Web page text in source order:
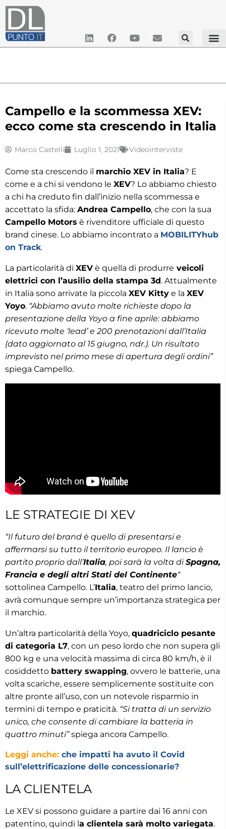
Campello e la scommessa XEV:
ecco come sta crescendo in Italia
Marco Castelli Luglio 1, 2021 Videointerviste
Come sta crescendo il marchio XEV in Italia? E
come e a chi si vendono le XEV? Lo abbiamo chiesto
a chi ha creduto fin dall’inizio nella scommessa e
accettato la sfida: Andrea Campello, che con la sua
Campello Motors è rivenditore ufficiale di questo
brand cinese. Lo abbiamo incontrato a MOBILITYhub
on Track.
La particolarità di XEV è quella di produrre veicoli
elettrici con l’ausilio della stampa 3d. Attualmente
in Italia sono arrivate la piccola XEV Kitty e la XEV
Yoyo. “Abbiamo avuto molte richieste dopo la
presentazione della Yoyo a fine aprile: abbiamo
ricevuto molte ‘lead’ e 200 prenotazioni dall’Italia
(dato aggiornato al 15 giugno, ndr.). Un risultato
imprevisto nel primo mese di apertura degli ordini”
spiega Campello.
LE STRATEGIE DI XEV
“Il futuro del brand è quello di presentarsi e
affermarsi su tutto il territorio europeo. Il lancio è
partito proprio dall’Italia, poi sarà la volta diSpagna,
Francia e degli altri Stati del Continente“
sottolinea Campello. L’Italia, teatro del primo lancio,
avrà comunque sempre un’importanza strategica per
il marchio.
Un’altra particolarità della Yoyo, quadriciclo pesante
di categoria L7, con un peso lordo che non supera gli
800 kg e una velocità massima di circa 80 km/h, è il
cosiddetto battery swapping, ovvero le batterie, una
volta scariche, essere semplicemente sostituite con
altre pronte all’uso, con un notevole risparmio in
termini di tempo e praticità. “Si tratta di un servizio
unico, che consente di cambiare la batteria in
quattro minuti”spiega ancora Campello.
Leggi anche: che impatti ha avuto il Covid
sull’elettrificazione delle concessionarie?
LA CLIENTELA
Le XEV si possono guidare a partire dai 16 anni con
patentino, quindi la clientela sarà molto variegata.